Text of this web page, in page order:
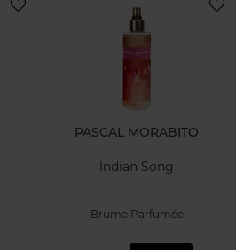
PASCAL MORABITO
Indian Song
Brume Parfumée